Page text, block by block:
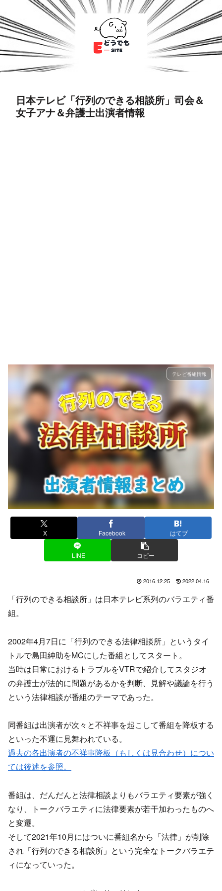
日本テレビ「行列のできる相談所」司会＆
女子アナ＆弁護士出演者情報
テレビ番組情報
X Facebook はてブ
LINE コピー
2016.12.25 2022.04.16
「行列のできる相談所」は日本テレビ系列のバラエティ番
組。
2002年4月7日に「行列のできる法律相談所」というタイ
トルで島田紳助をMCにした番組としてスタート。
当時は日常におけるトラブルをVTRで紹介してスタジオ
の弁護士が法的に問題があるかを判断、見解や議論を行う
という法律相談が番組のテーマであった。
同番組は出演者が次々と不祥事を起こして番組を降板する
といった不運に見舞われている。
過去の各出演者の不祥事降板（もしくは見合わせ）につい
ては後述を参照。
番組は、だんだんと法律相談よりもバラエティ要素が強く
なり、トークバラエティに法律要素が若干加わったものへ
と変遷。
そして2021年10月にはついに番組名から「法律」が削除
され「行列のできる相談所」という完全なトークバラエテ
ィになっていった。